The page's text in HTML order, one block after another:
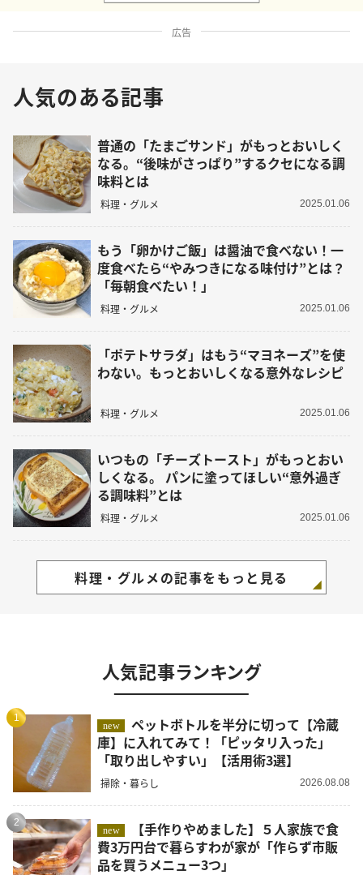
広告
人気のある記事
普通の「たまごサンド」がもっとおいしく
なる。“後味がさっぱり”するクセになる調
味料とは
料理・グルメ 2025.01.06
もう「卵かけご飯」は醤油で食べない！一
度食べたら“やみつきになる味付け”とは？
「毎朝食べたい！」
料理・グルメ 2025.01.06
「ポテトサラダ」はもう“マヨネーズ”を使
わない。もっとおいしくなる意外なレシピ
料理・グルメ 2025.01.06
いつもの「チーズトースト」がもっとおい
しくなる。 パンに塗ってほしい“意外過ぎ
る調味料”とは
料理・グルメ 2025.01.06
料理・グルメの記事をもっと見る
人気記事ランキング
1
new
ペットボトルを半分に切って【冷蔵
庫】に入れてみて！「ピッタリ入った」
「取り出しやすい」【活用術3選】
掃除・暮らし 2026.08.08
2
new
費3万円台で暮らすわが家が「作らず市販
品を買うメニュー3つ」